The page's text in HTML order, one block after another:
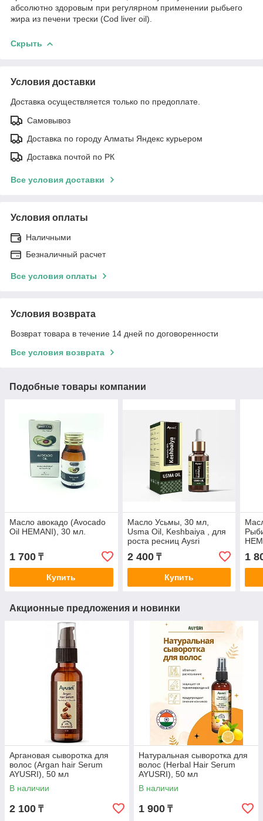
абсолютно здоровым при регулярном применении рыбьего
жира из печени трески (Cod liver oil).
Скрыть
Условия доставки
Доставка осуществляется только по предоплате.
Самовывоз
Доставка по городу Алматы Яндекс курьером
Доставка почтой по РК
Все условия доставки
Условия оплаты
Наличными
Безналичный расчет
Все условия оплаты
Условия возврата
Возврат товара в течение 14 дней по договоренности
Все условия возврата
Подобные товары компании
Масло авокадо (Avocado
Oil HEMANI), 30 мл.
1 700 ₸
Купить
Масло Усьмы, 30 мл,
Usma Oil, Keshbaiya , для
роста ресниц Aysri
2 400₸
Купить
1
Акционные предложения и новинки
Аргановая сыворотка для
волос (Argan hair Serum
AYUSRI), 50 мл
В наличии
2 100 ₸
Натуральная сыворотка для
волос (Herbal Hair Serum
AYUSRI), 50 мл
В наличии
1 900 ₸